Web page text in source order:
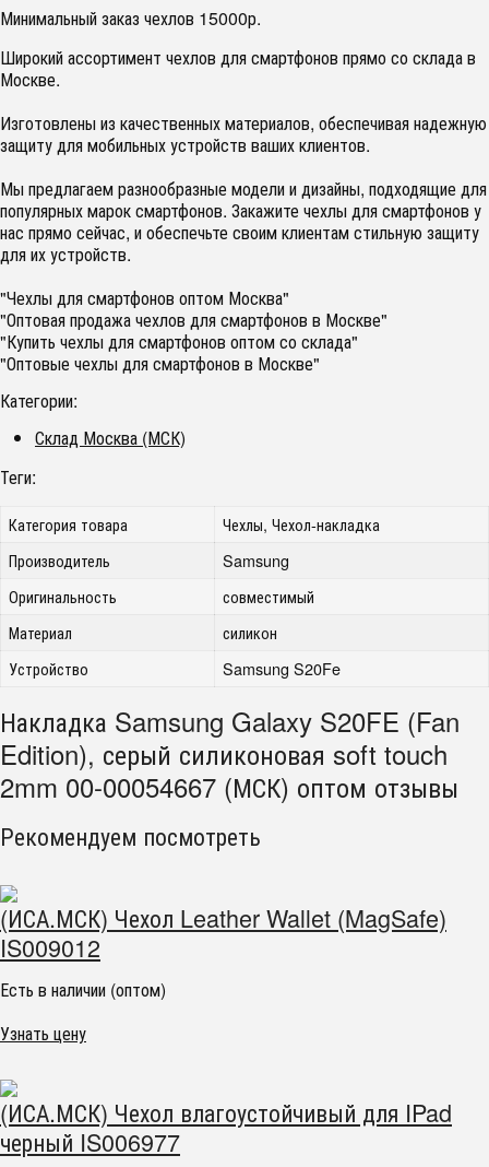
Минимальный заказ чехлов 15000р.
Широкий ассортимент чехлов для смартфонов прямо со склада в
Москве.
Изготовлены из качественных материалов, обеспечивая надежную
защиту для мобильных устройств ваших клиентов.
Мы предлагаем разнообразные модели и дизайны, подходящие для
популярных марок смартфонов. Закажите чехлы для смартфонов у
нас прямо сейчас, и обеспечьте своим клиентам стильную защиту
для их устройств.
"Чехлы для смартфонов оптом Москва"
"Оптовая продажа чехлов для смартфонов в Москве"
"Купить чехлы для смартфонов оптом со склада"
"Оптовые чехлы для смартфонов в Москве"
Категории:
Склад Москва (МСК)
Теги:
Категория товара
Чехлы, Чехол-накладка
Производитель
Samsung
Оригинальность
совместимый
Материал
силикон
Устройство
Samsung S20Fe
Накладка Samsung Galaxy S20FE (Fan
Edition), серый силиконовая soft touch
2mm 00-00054667 (МСК) оптом отзывы
Рекомендуем посмотреть
(ИСА.МСК) Чехол Leather Wallet (MagSafe)
IS009012
Есть в наличии (оптом)
Узнать цену
(ИСА.МСК) Чехол влагоустойчивый для IPad
черный IS006977